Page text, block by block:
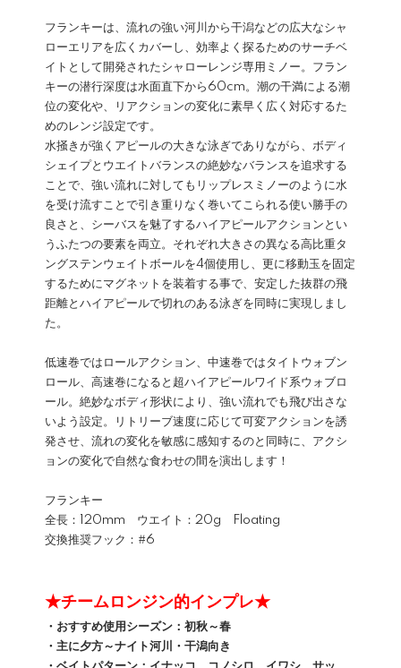
フランキーは、流れの強い河川から干潟などの広大なシャ
ローエリアを広くカバーし、効率よく探るためのサーチベ
イトとして開発されたシャローレンジ専用ミノー。フラン
キーの潜行深度は水面直下から60cm。潮の干満による潮
位の変化や、リアクションの変化に素早く広く対応するた
めのレンジ設定です。
水掻きが強くアピールの大きな泳ぎでありながら、ボディ
シェイプとウエイトバランスの絶妙なバランスを追求する
ことで、強い流れに対してもリップレスミノーのように水
を受け流すことで引き重りなく巻いてこられる使い勝手の
良さと、シーバスを魅了するハイアピールアクションとい
うふたつの要素を両立。それぞれ大きさの異なる高比重タ
ングステンウェイトボールを4個使用し、更に移動玉を固定
するためにマグネットを装着する事で、安定した抜群の飛
距離とハイアピールで切れのある泳ぎを同時に実現しまし
た。
低速巻ではロールアクション、中速巻ではタイトウォブン
ロール、高速巻になると超ハイアピールワイド系ウォブロ
ール。絶妙なボディ形状により、強い流れでも飛び出さな
いよう設定。リトリーブ速度に応じて可変アクションを誘
発させ、流れの変化を敏感に感知するのと同時に、アクシ
ョンの変化で自然な食わせの間を演出します！
フランキー
全長：120mm ウエイト：20g Floating
交換推奨フック：#6
★チームロンジン的インプレ★
・おすすめ使用シーズン：初秋～春
・主に夕方～ナイト河川・干潟向き